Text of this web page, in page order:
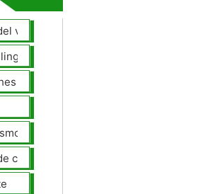
vehículo
Mantenimiento de Automotores
coches General